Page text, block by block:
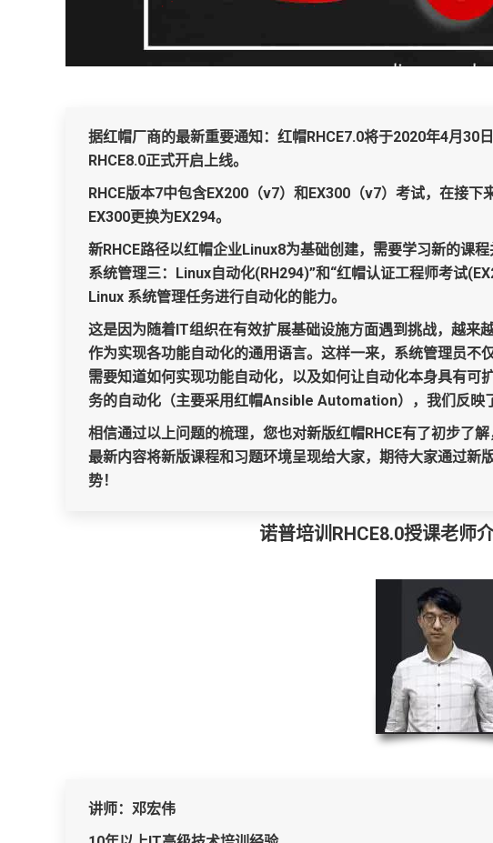
据红帽厂商的最新重要通知： 红帽RHCE7.0将于2020年4月30
RHCE8.0正式开启上线。
RHCE版本7中包含EX200（v7）和EX300（v7）考试，在接下
EX300更换为EX294。
新RHCE路径以红帽企业Linux8为基础创建， 需要学习新的课程
系统管理三： Linux自动化(RH294)”和“红帽认证工程师考试
Linux 系统管理任务进行自动化的能力。
这是因为随着IT组织在有效扩展基础设施方面遇到挑战，越
作为实现各功能自动化的通用语言。这样一来，系统管理员不
需要知道如何实现功能自动化，以及如何让自动化本身具有可
务的自动化（主要采用红帽Ansible Automation），我们反映
相信通过以上问题的梳理，您也对新版红帽RHCE有了初步了
最新内容将新版课程和习题环境呈现给大家，期待大家通过新
势！
诺普培训RHCE8.0授课老师
讲师：邓宏伟